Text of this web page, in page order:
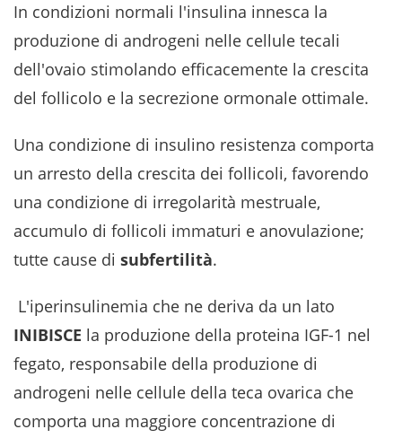
In condizioni normali l'insulina innesca la
produzione di androgeni nelle cellule tecali
dell'ovaio stimolando efficacemente la crescita
del follicolo e la secrezione ormonale ottimale.
Una condizione di insulino resistenza comporta
un arresto della crescita dei follicoli, favorendo
una condizione di irregolarità mestruale,
accumulo di follicoli immaturi e anovulazione;
tutte cause di subfertilità.
L'iperinsulinemia che ne deriva da un lato
INIBISCE la produzione della proteina IGF-1 nel
fegato, responsabile della produzione di
androgeni nelle cellule della teca ovarica che
comporta una maggiore concentrazione di